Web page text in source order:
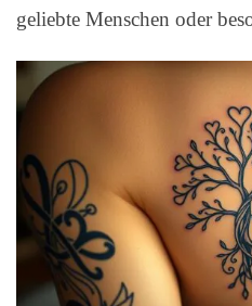
geliebte Menschen oder